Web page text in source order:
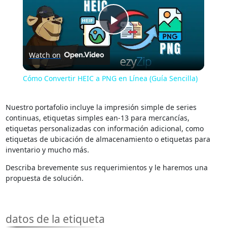
Play
Video
Watch on
Cómo Convertir HEIC a PNG en Línea (Guía Sencilla)
Nuestro portafolio incluye la impresión simple de series
continuas, etiquetas simples ean-13 para mercancías,
etiquetas personalizadas con información adicional, como
etiquetas de ubicación de almacenamiento o etiquetas para
inventario y mucho más.
Describa brevemente sus requerimientos y le haremos una
propuesta de solución.
datos de la etiqueta